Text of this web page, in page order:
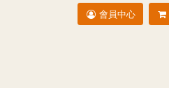
會員中心